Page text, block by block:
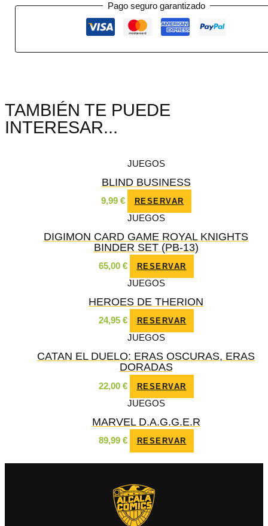
Pago seguro garantizado
TAMBIÉN TE PUEDE
INTERESAR...
JUEGOS
BLIND BUSINESS
9,99 € RESERVAR
JUEGOS
DIGIMON CARD GAME ROYAL KNIGHTS
BINDER SET (PB-13)
65,00 € RESERVAR
JUEGOS
HEROES DE THERION
24,95 € RESERVAR
JUEGOS
CATAN EL DUELO: ERAS OSCURAS, ERAS
DORADAS
22,00 € RESERVAR
JUEGOS
MARVEL D.A.G.G.E.R
89,99 € RESERVAR